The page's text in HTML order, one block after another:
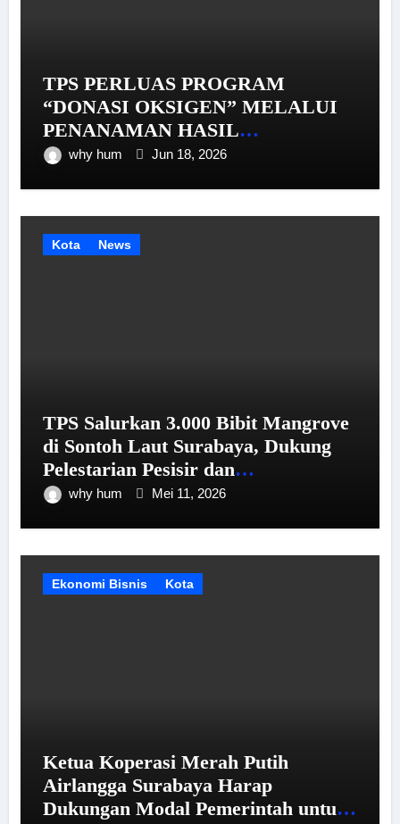
TPS PERLUAS PROGRAM
“DONASI OKSIGEN” MELALUI
PENANAMAN HASIL
PEMBIBITAN MANGROVE DI
why hum Jun 18, 2026
Kota News
TPS Salurkan 3.000 Bibit Mangrove
di Sontoh Laut Surabaya, Dukung
Pelestarian Pesisir dan
Pemberdayaan UMKM
why hum Mei 11, 2026
Ekonomi Bisnis Kota
Ketua Koperasi Merah Putih
Airlangga Surabaya Harap
Dukungan Modal Pemerintah untuk